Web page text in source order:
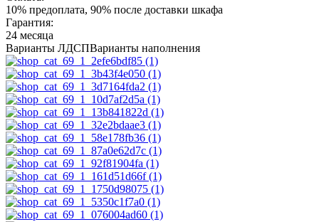
10% предоплата, 90% после доставки шкафа
Гарантия:
24 месяца
Варианты ЛДСПВарианты наполнения